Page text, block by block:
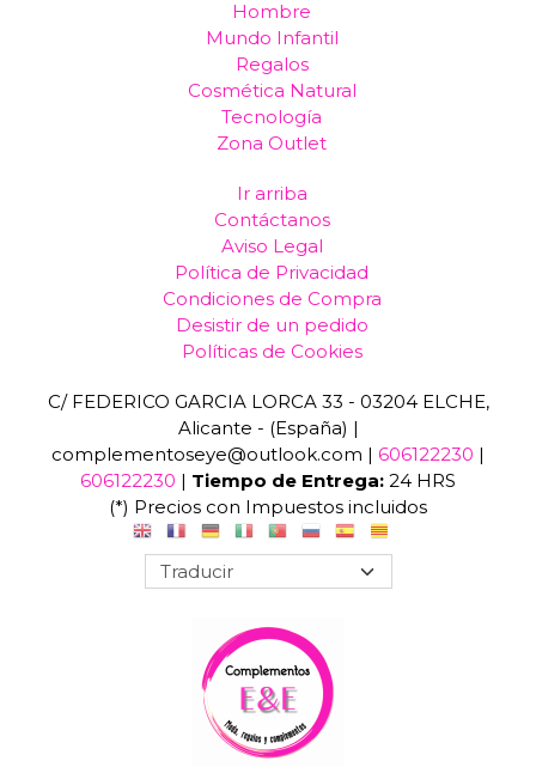
Hombre
Mundo Infantil
Regalos
Cosmética Natural
Tecnología
Zona Outlet
Ir arriba
Contáctanos
Aviso Legal
Política de Privacidad
Condiciones de Compra
Desistir de un pedido
Políticas de Cookies
C/ FEDERICO GARCIA LORCA 33 - 03204 ELCHE,
Alicante - (España) |
complementoseye@outlook.com | 606122230 |
606122230 | Tiempo de Entrega: 24 HRS
(*) Precios con Impuestos incluidos